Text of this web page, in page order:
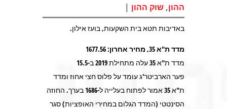
ההון, שוק ההון |
באדיבות תטא בית השקעות, בועז אילון.
מדד ת"א 35, מחיר אחרון: 1677.56
מדד ת"א 35 עלה מתחילת 2019 ב-15.5
פער הארביטר'ג עומד על פלוס חצי אחוז ומדד
ת"א 35 אמור לפתוח בעלייה ל-1686 בערך. החוזה
הסינטטי (המדד הגלום במחירי האופציות) סגר